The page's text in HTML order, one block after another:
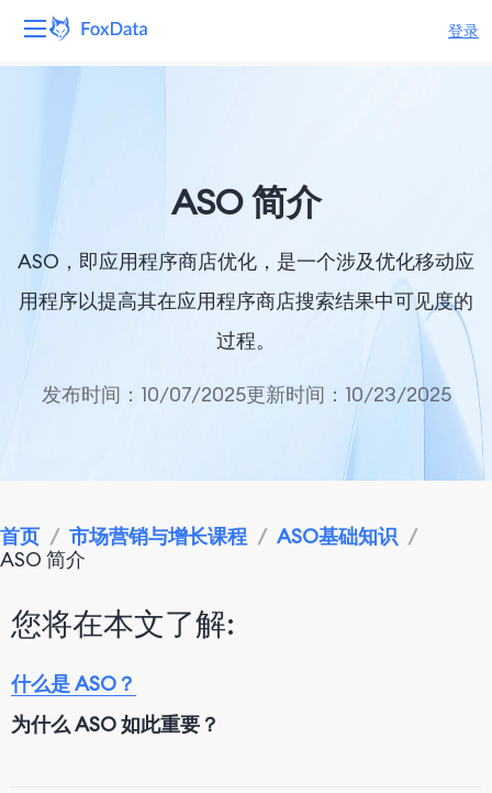
登录
解决方案
资源
ASO 简介
ASO，即应用程序商店优化，是一个涉及优化移动应
用程序以提高其在应用程序商店搜索结果中可见度的
过程。
发布时间：10/07/2025更新时间：10/23/2025
首页 / 市场营销与增长课程 / ASO基础知识 /
ASO 简介
您将在本文了解:
什么是 ASO？
为什么 ASO 如此重要？